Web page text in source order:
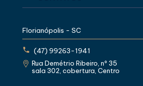
Florianópolis - SC
(47) 99263-1941
Rua Demétrio Ribeiro, nº 35
sala 302, cobertura, Centro